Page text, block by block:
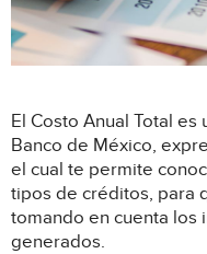
El Costo Anual Total
Banco de México,
el cual te permite
tipos de créditos, para
tomando en cuenta los
generados.